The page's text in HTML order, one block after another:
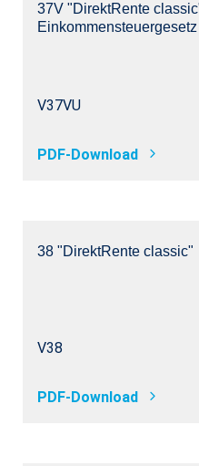
37V "DirektRente
Einkommensteuergesetz
V37VU
PDF-Download
38 "DirektRente classic"
V38
PDF-Download